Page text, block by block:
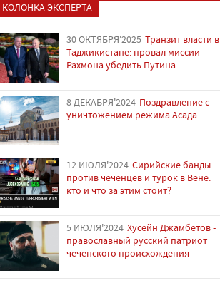
КОЛОНКА ЭКСПЕРТА
30 ОКТЯБРЯ'2025 Транзит власти в
Таджикистане: провал миссии
Рахмона убедить Путина
8 ДЕКАБРЯ'2024 Поздравление с
уничтожением режима Асада
12 ИЮЛЯ'2024 Сирийские банды
против чеченцев и турок в Вене:
кто и что за этим стоит?
5 ИЮЛЯ'2024 Хусейн Джамбетов -
православный русский патриот
чеченского происхождения